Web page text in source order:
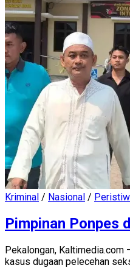
Kriminal / Nasional /
Pimpinan Ponpes
Pekalongan, Kaltimedia.com
kasus dugaan pelecehan